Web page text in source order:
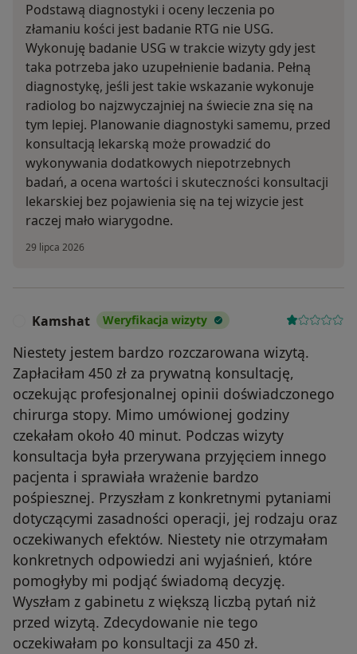
Podstawą diagnostyki i oceny leczenia po
złamaniu kości jest badanie RTG nie USG.
Wykonuję badanie USG w trakcie wizyty gdy jest
taka potrzeba jako uzupełnienie badania. Pełną
diagnostykę, jeśli jest takie wskazanie wykonuje
radiolog bo najzwyczajniej na świecie zna się na
tym lepiej. Planowanie diagnostyki samemu, przed
konsultacją lekarską może prowadzić do
wykonywania dodatkowych niepotrzebnych
badań, a ocena wartości i skuteczności konsultacji
lekarskiej bez pojawienia się na tej wizycie jest
raczej mało wiarygodne.
29 lipca 2026
Kamshat Weryfikacja wizyty
Niestety jestem bardzo rozczarowana wizytą.
Zapłaciłam 450 zł za prywatną konsultację,
oczekując profesjonalnej opinii doświadczonego
chirurga stopy. Mimo umówionej godziny
czekałam około 40 minut. Podczas wizyty
konsultacja była przerywana przyjęciem innego
pacjenta i sprawiała wrażenie bardzo
pośpiesznej. Przyszłam z konkretnymi pytaniami
dotyczącymi zasadności operacji, jej rodzaju oraz
oczekiwanych efektów. Niestety nie otrzymałam
konkretnych odpowiedzi ani wyjaśnień, które
pomogłyby mi podjąć świadomą decyzję.
Wyszłam z gabinetu z większą liczbą pytań niż
przed wizytą. Zdecydowanie nie tego
oczekiwałam po konsultacji za 450 zł.